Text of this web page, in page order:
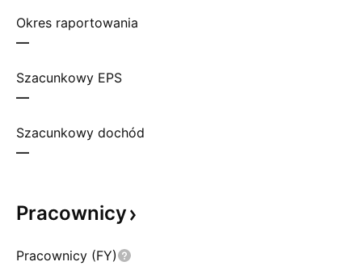
Okres raportowania
—
Szacunkowy EPS
—
Szacunkowy dochód
—
Pracownicy
Pracownicy (FY)